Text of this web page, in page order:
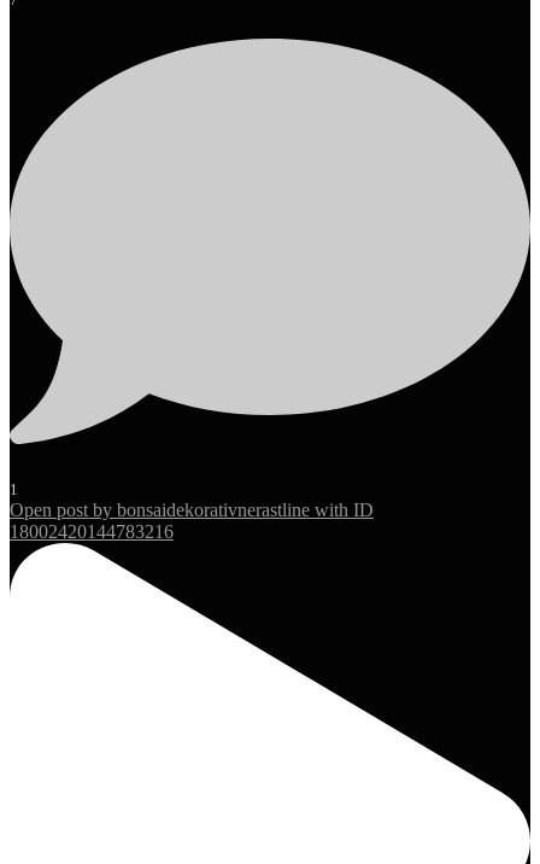
1
Open post by bonsaidekorativnerastline with ID
18002420144783216